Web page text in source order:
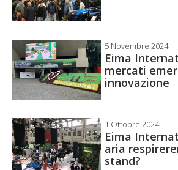
5 Novembre 2024
Eima
mercati
innovazione
1 Ottobre 2024
Eima
aria
stand?